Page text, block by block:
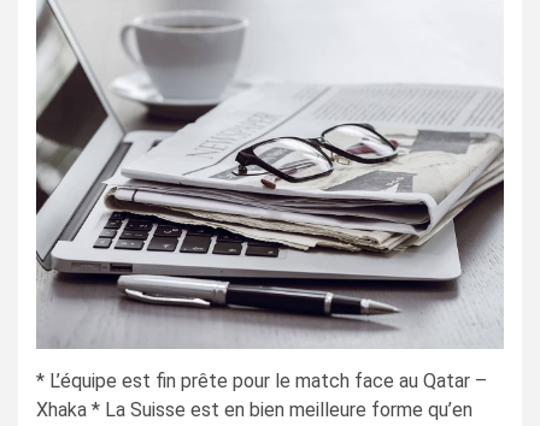
* L’équipe est fin prête pour le match face au Qatar –
Xhaka * La Suisse est en bien meilleure forme qu’en